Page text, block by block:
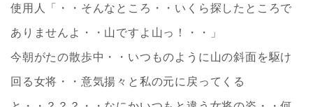
使用人「・・そんなところ・・いくら探したところで
ありませんよ・・山ですよ山っ！・・」
今朝がたの散歩中・・いつものように山の斜面を駆け
回る女将・・意気揚々と私の元に戻ってくる